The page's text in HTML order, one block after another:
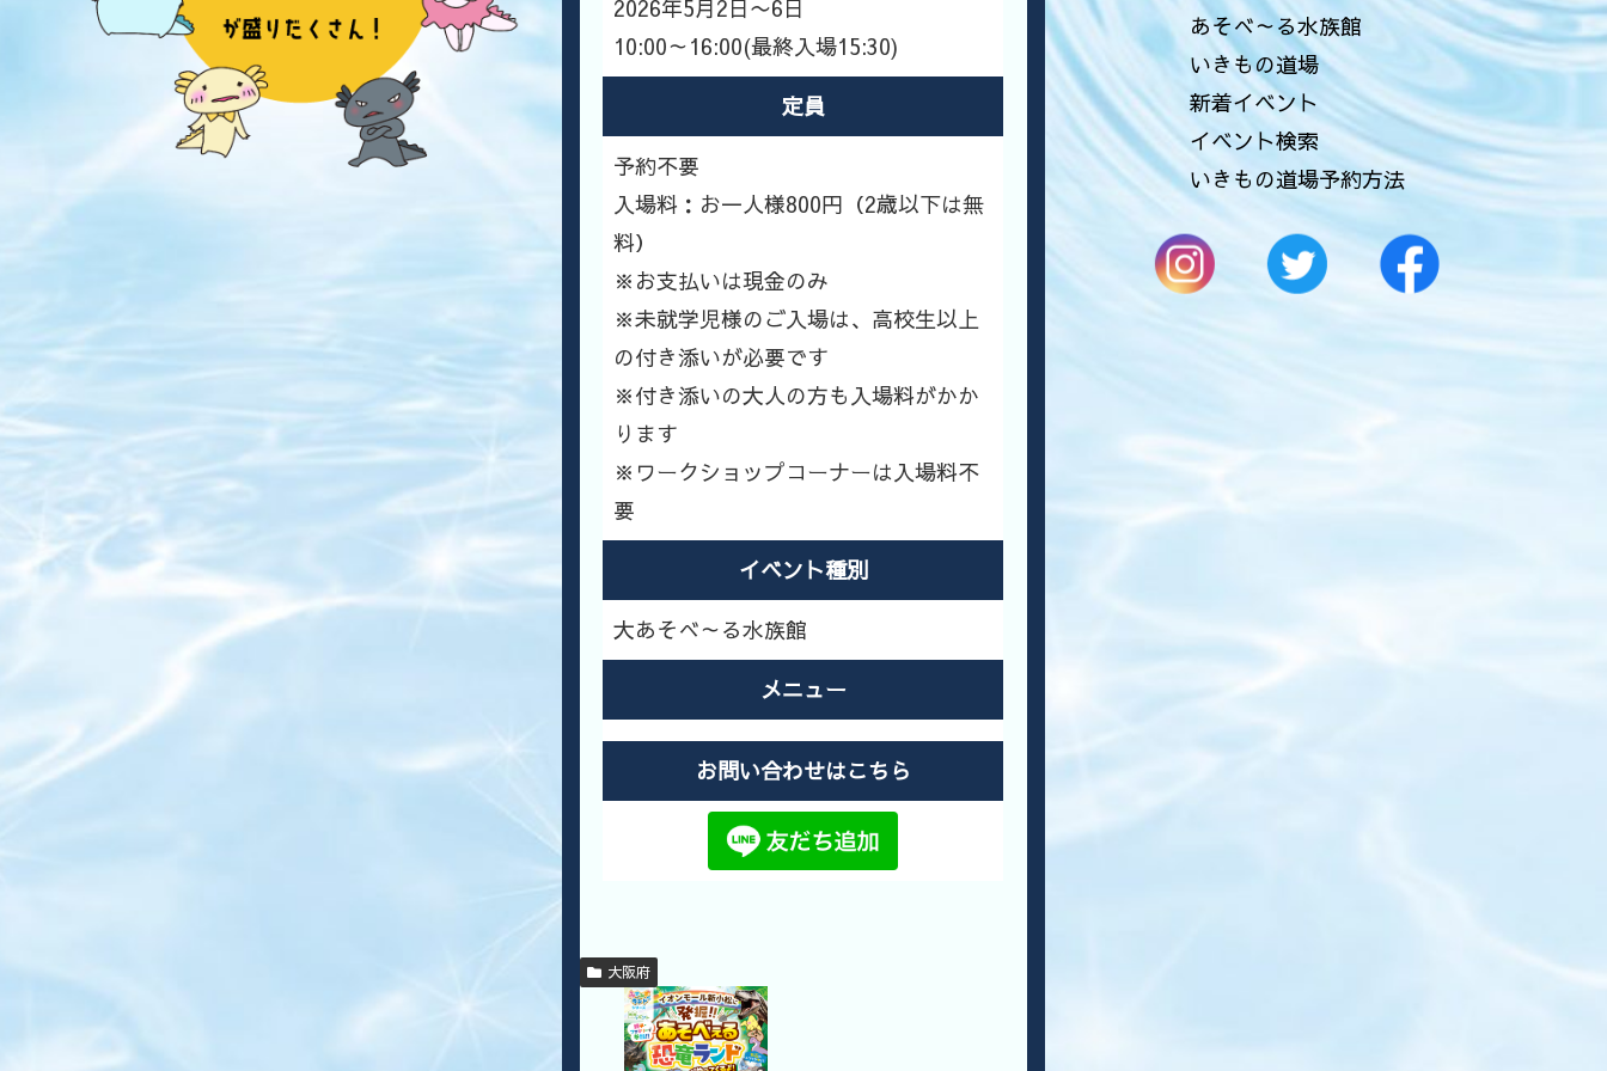
あそべ～る水族館
いきもの道場
新着イベント
イベント検索
いきもの道場予約方法
2026年5月2日〜6日
10:00～16:00(最終入場15:30)
定員
予約不要
入場料：お一人様800円（2歳以下は無
料）
※お支払いは現金のみ
※未就学児様のご入場は、高校生以上
の付き添いが必要です
※付き添いの大人の方も入場料がかか
ります
※ワークショップコーナーは入場料不
要
イベント種別
大あそべ～る水族館
メニュー
お問い合わせはこちら
大阪府